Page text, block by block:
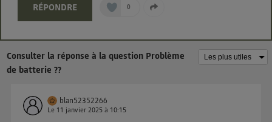
RÉPONDRE 0
Consulter la réponse à la question Problème
de batterie ??
blan52352266
Le 11 janvier 2025 à 10:15
L'identifiant est associé à votre connexion internet.
connexion et ayant consenties se verront attribuer le
même identifiant. En général :
Pour une
uniquement sur la navigation de l'utilisateur du mobile.
Vous pouvez à tout moment retirer ce consentement